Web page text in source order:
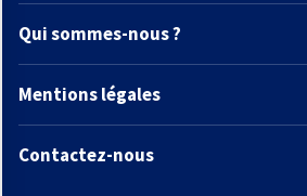
Qui sommes-nous ?
Mentions légales
Contactez-nous